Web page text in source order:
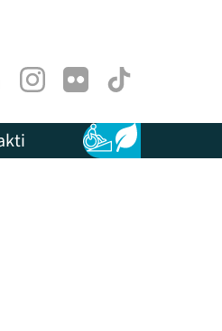
Instagram
Flick TikTok
Pieejamība
Ilgtspēja